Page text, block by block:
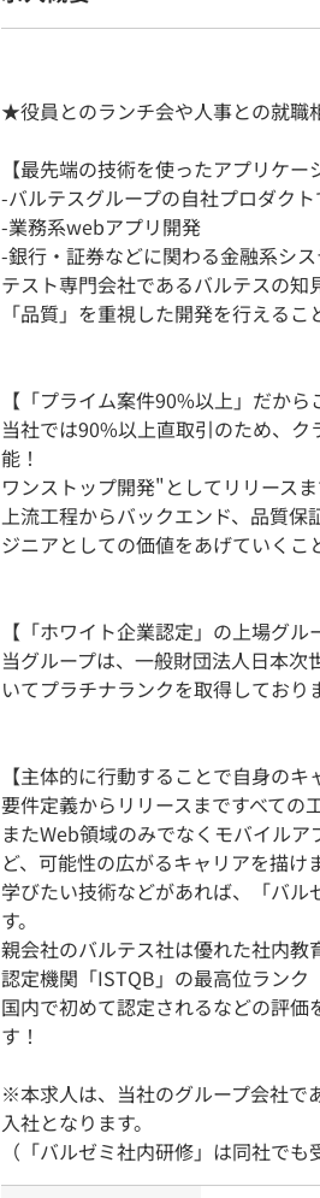
★役員とのランチ会や人事との就
【最先端の技術を使ったアプリケー
-バルテスグループの自社プロダク
-業務系webアプリ開発
-銀行・証券などに関わる金融系シ
テスト専門会社であるバルテスの
「品質」を重視した開発を行えるこ
【「プライム案件90%以上」だか
当社では90%以上直取引のため、
能！
ワンストップ開発"としてリリースま
上流工程からバックエンド、品質保
ジニアとしての価値をあげていくこ
【「ホワイト企業認定」の上場グル
当グループは、一般財団法人日本
いてプラチナランクを取得しており
【主体的に行動することで自身の
要件定義からリリースまですべての
またWeb領域のみでなくモバイル
ど、可能性の広がるキャリアを描け
学びたい技術などがあれば、「バ
す。
親会社のバルテス社は優れた社内
認定機関「ISTQB」の最高位ラン
国内で初めて認定されるなどの評
す！
※本求人は、当社のグループ会社で
入社となります。
（「バルゼミ社内研修」は同社で